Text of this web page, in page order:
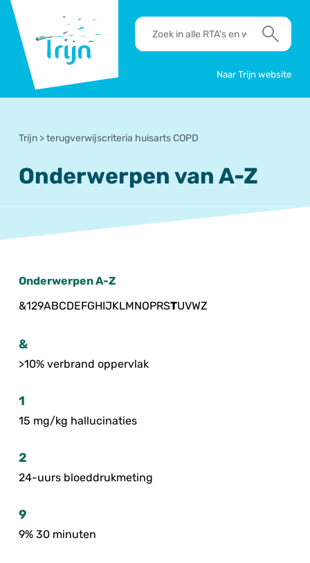
Trijn
RTA's
en
Zoek
Naar Trijn website
Trijn >terugverwijscriteria huisarts COPD
Onderwerpen van A-Z
Onderwerpen A-Z
&129ABCDEFGHIJKLMNOPRSTUVWZ
&
>10% verbrand oppervlak
1
15 mg/kg hallucinaties
2
24-uurs bloeddrukmeting
9
9% 30 minuten